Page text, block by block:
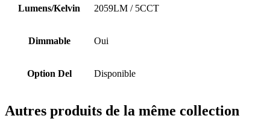
Lumens/Kelvin 2059LM / 5CCT
Dimmable Oui
Option Del Disponible
Autres produits de la même collection